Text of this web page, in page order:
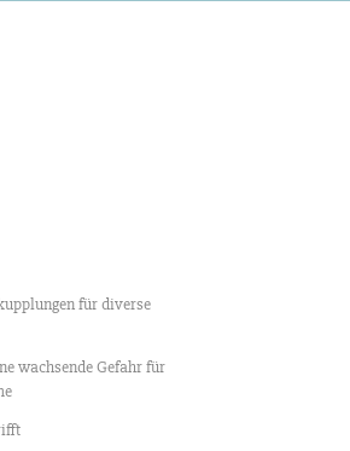
für diverse
wachsende Gefahr für